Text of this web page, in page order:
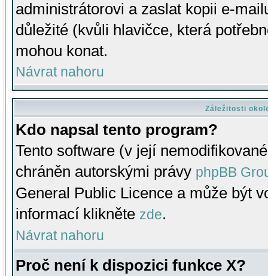
administrátorovi a zaslat kopii e-
důležité (kvůli hlavičce, která
mohou konat.
Návrat nahoru
Záležitosti
Kdo napsal tento program?
Tento software (v její
chráněn autorskými právy phpBB
General Public Licence a může být
informací klikněte zde.
Návrat nahoru
Proč není k dispozici funkce X?